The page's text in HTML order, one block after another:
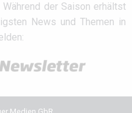
der Saison erhältst
News und Themen in